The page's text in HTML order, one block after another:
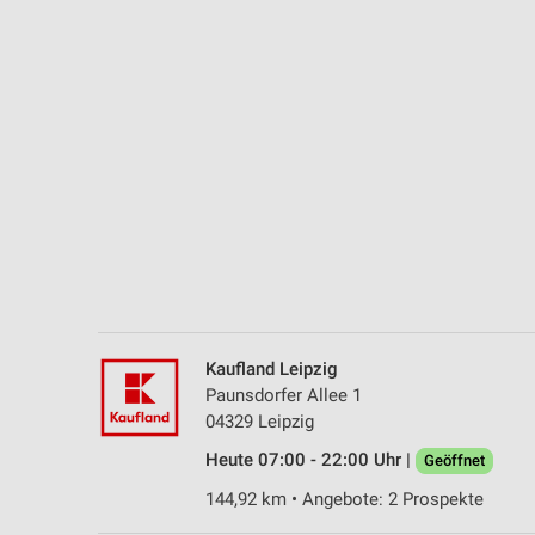
Kaufland Leipzig
Paunsdorfer Allee 1
04329 Leipzig
Heute 07:00 - 22:00 Uhr |
Geöffnet
144,92 km • Angebote: 2 Prospekte
Performance